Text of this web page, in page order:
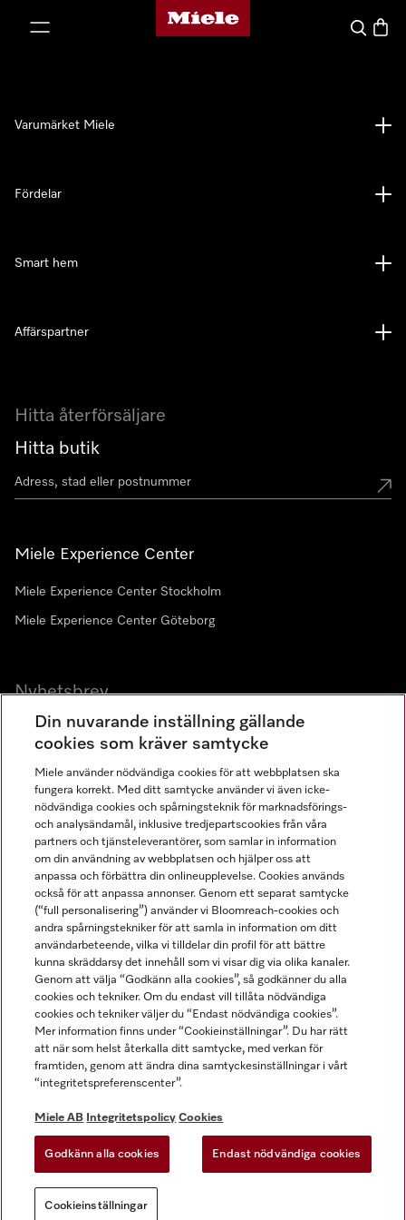
Mieles hemsida
Sök
Hitta återförsäljare
Hitta butik
Miele Experience Center
Miele Experience Center Stockholm
Miele Experience Center Göteborg
Nyhetsbrev
Gå med i vår gemenskap
Varumärket Miele
Fördelar
Smart hem
Affärspartner
Miele AB
Allmänna villkor
Användarvillkor
Miele tillgänglighetsförklaring
Lagen om digitala tjänster
Miele på LinkedIn
Miele på Facebook
Miele på Instagram
Miele på Youtube
Din nuvarande inställning gällande
cookies som kräver samtycke
Miele använder nödvändiga cookies för att webbplatsen ska
fungera korrekt. Med ditt samtycke använder vi även icke-
nödvändiga cookies och spårningsteknik för marknadsförings-
och analysändamål, inklusive tredjepartscookies från våra
partners och tjänsteleverantörer, som samlar in information
om din användning av webbplatsen och hjälper oss att
anpassa och förbättra din onlineupplevelse. Cookies används
också för att anpassa annonser. Genom ett separat samtycke
(“full personalisering”) använder vi Bloomreach-cookies och
andra spårningstekniker för att samla in information om ditt
användarbeteende, vilka vi tilldelar din profil för att bättre
kunna skräddarsy det innehåll som vi visar dig via olika kanaler.
Genom att välja “Godkänn alla cookies”, så godkänner du alla
cookies och tekniker. Om du endast vill tillåta nödvändiga
cookies och tekniker väljer du “Endast nödvändiga cookies”.
Mer information finns under “Cookieinställningar”. Du har rätt
att när som helst återkalla ditt samtycke, med verkan för
framtiden, genom att ändra dina samtyckesinställningar i vårt
“integritetspreferenscenter”.
Miele AB Integritetspolicy Cookies
Godkänn alla cookies Endast nödvändiga cookies
Cookieinställningar